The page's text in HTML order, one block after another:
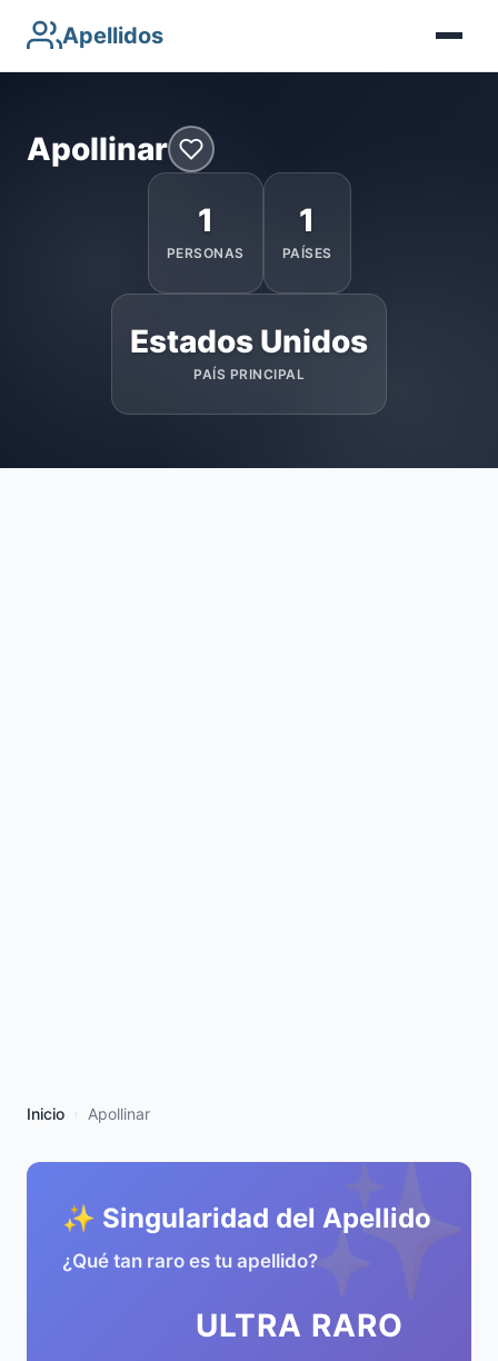
Apellidos
Apollinar
1
PERSONAS
1
PAÍSES
Estados Unidos
PAÍS PRINCIPAL
Inicio Apollinar
✨
✨ Singularidad del Apellido
¿Qué tan raro es tu apellido?
ULTRA RARO